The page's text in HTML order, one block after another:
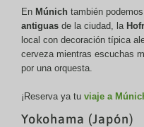
En Múnich también
antiguas de la ciudad, la
local con decoración típica
cerveza mientras escuchas
por una orquesta.
¡Reserva ya tu viaje a
Yokohama (Japón)